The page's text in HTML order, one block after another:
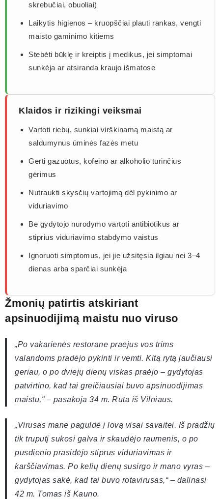
skrebučiai, obuoliai)
Laikytis higienos – kruopščiai plauti rankas, vengti
maisto gaminimo kitiems
Stebėti būklę ir kreiptis į medikus, jei simptomai
sunkėja ar atsiranda kraujo išmatose
Klaidos ir rizikingi veiksmai
Vartoti riebų, sunkiai virškinamą maistą ar
saldumynus ūminės fazės metu
Gerti gazuotus, kofeino ar alkoholio turinčius
gėrimus
Nutraukti skysčių vartojimą dėl pykinimo ar
viduriavimo
Be gydytojo nurodymo vartoti antibiotikus ar
stiprius viduriavimo stabdymo vaistus
Ignoruoti simptomus, jei jie užsitęsia ilgiau nei 3–4
dienas arba sparčiai sunkėja
Žmonių patirtis atskiriant
apsinuodijimą maistu nuo viruso
„Po vakarienės restorane praėjus vos trims
valandoms pradėjo pykinti ir vemti. Kitą rytą jaučiausi
geriau, o po dviejų dienų viskas praėjo – gydytojas
patvirtino, kad tai greičiausiai buvo apsinuodijimas
maistu,“ – pasakoja 34 m. Rūta iš Vilniaus.
„Virusas mane paguldė į lovą visai savaitei. Iš pradžių
tik truputį sukosi galva ir skaudėjo raumenis, o po
pusdienio prasidėjo stiprus viduriavimas ir
karščiavimas. Po kelių dienų susirgo ir mano vyras –
gydytojas sakė, kad tai buvo rotavirusas,“ – dalinasi
42 m. Tomas iš Kauno.